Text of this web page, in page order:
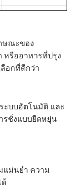
ษณะของ
รืออาหารที่ปรุง
ลือกที่ดีกว่า
ะบบอัตโนมัติ และ
รชั่งแบบยืดหยุ่น
แม่นยํา ความ
ด้